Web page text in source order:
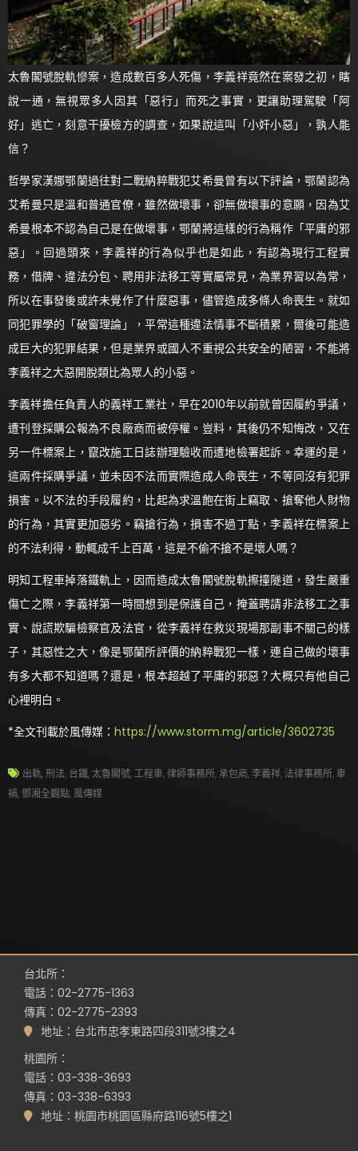
太魯閣號脫軌慘案，造成數百多人死傷，李義祥竟然在案發之初，瞎
說一通，無視眾多人因其「惡行」而死之事實，更讓助理駕駛「阿
好」逃亡，刻意干擾檢方的調查，如果說這叫「小奸小惡」，孰人能
信？
哲學家漢娜鄂蘭過往對二戰納粹戰犯艾希曼曾有以下評論，鄂蘭認為
艾希曼只是溫和普通官僚，雖然做壞事，卻無做壞事的意願，因為艾
希曼根本不認為自己是在做壞事，鄂蘭將這樣的行為稱作「平庸的邪
惡」。回過頭來，李義祥的行為似乎也是如此，有認為現行工程實
務，借牌、違法分包、聘用非法移工等實屬常見，為業界習以為常，
所以在事發後或許未覺作了什麼惡事，儘管造成多條人命喪生。就如
同犯罪學的「破窗理論」，平常這種違法情事不斷積累，爾後可能造
成巨大的犯罪結果，但是業界或國人不重視公共安全的陋習，不能將
李義祥之大惡開脫類比為眾人的小惡。
李義祥擔任負責人的義祥工業社，早在2010年以前就曾因履約爭議，
遭刊登採購公報為不良廠商而被停權。豈料，其後仍不知悔改，又在
另一件標案上，竄改施工日誌辦理驗收而遭地檢署起訴。幸運的是，
這兩件採購爭議，並未因不法而實際造成人命喪生，不等同沒有犯罪
損害。以不法的手段履約，比起為求溫飽在街上竊取、搶奪他人財物
的行為，其實更加惡劣。竊搶行為，損害不過丁點，李義祥在標案上
的不法利得，動輒成千上百萬，這是不偷不搶不是壞人嗎？
明知工程車掉落鐵軌上，因而造成太魯閣號脫軌擦撞隧道，發生嚴重
傷亡之際，李義祥第一時間想到是保護自己，掩蓋聘請非法移工之事
實、說謊欺騙檢察官及法官，從李義祥在救災現場那副事不關己的樣
子，其惡性之大，像是鄂蘭所評價的納粹戰犯一樣，連自己做的壞事
有多大都不知道嗎？還是，根本超越了平庸的邪惡？大概只有他自己
心裡明白。
*全文刊載於風傳媒： https://www.storm.mg/article/3602735
出軌,刑法, 台鐵,太魯閣號,工程車,律師事務所,承包商,李義祥, 法律事務所,車
禍, 鄧湘全觀點, 風傳媒
台北所：
電話：02-2775-1363
傳真：02-2775-2393
地址：台北市忠孝東路四段311號3樓之4
桃園所：
電話：03-338-3693
傳真：03-338-6393
地址：桃園市桃園區縣府路116號5樓之1